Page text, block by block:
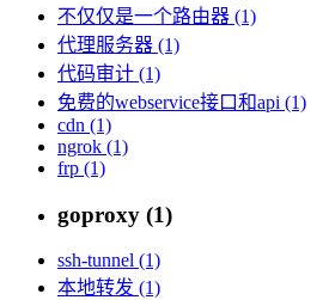
不仅仅是一个路由器 (1)
代理服务器 (1)
代码审计 (1)
免费的webservice接口和api (1)
cdn (1)
ngrok (1)
frp (1)
goproxy (1)
ssh-tunnel (1)
本地转发 (1)